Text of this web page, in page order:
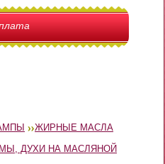
ЖИРНЫЕ МАСЛА
ДУХИ НА МАСЛЯНОЙ